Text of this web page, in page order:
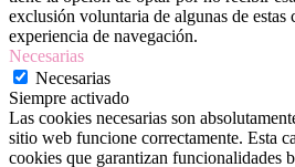
exclusión voluntaria de algunas de estas
experiencia de navegación.
Necesarias
Necesarias
Siempre activado
Las cookies necesarias son
sitio web funcione correctamente. Esta
cookies que garantizan funcionalidades